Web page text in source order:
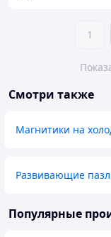
1
Смотри также
Магнитики на
Развивающие
Популярные